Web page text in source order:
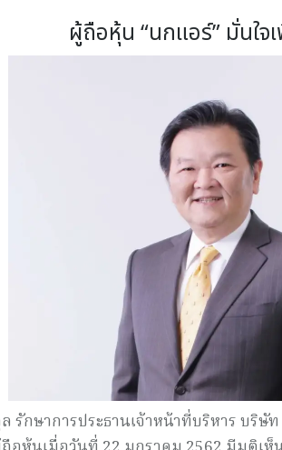
ผู้ถือหุ้น “นกแอร์” มั่นใจ
รักษาการประธานเจ้าหน้าที่บริหาร บริ